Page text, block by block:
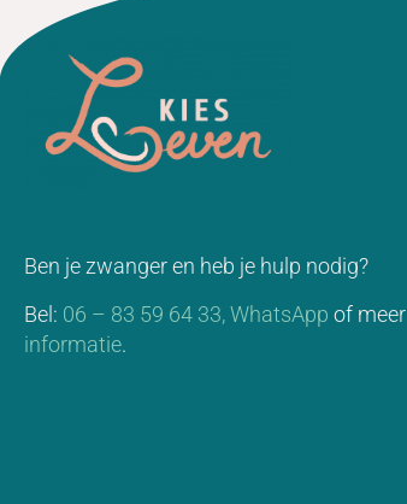
Ben je zwanger en heb je hulp nodig?
Bel: 06 – 83 59 64 33,WhatsApp of meer
informatie.